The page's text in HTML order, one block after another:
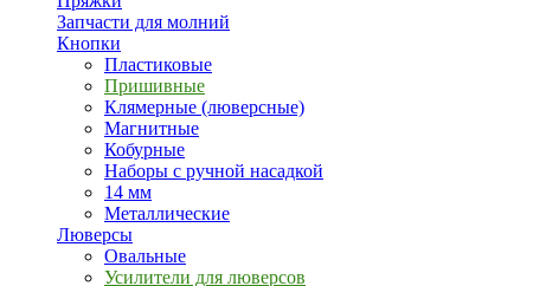
Запчасти для молний
Кнопки
Пластиковые
Пришивные
Клямерные (люверсные)
Магнитные
Кобурные
Наборы с ручной насадкой
14 мм
Металлические
Люверсы
Овальные
Усилители для люверсов